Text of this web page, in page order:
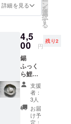
1箱
召し上
然解凍
もしく
はレン
ジで温
めて下
さい。
はなま
めしる
こ(400g
2～3人
前) 花豆
詳細を見る ン
を
選
択
す
る
4,5
00 円
残り2
錫
ふっく
ら鯉焼
き
１匹 錫
製 鯉
焼きの
ＮＥＷ
バー
支援
者：
3人
お届
け予
定：